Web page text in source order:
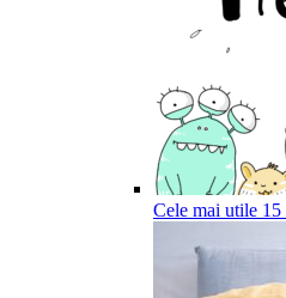
Cele mai utile